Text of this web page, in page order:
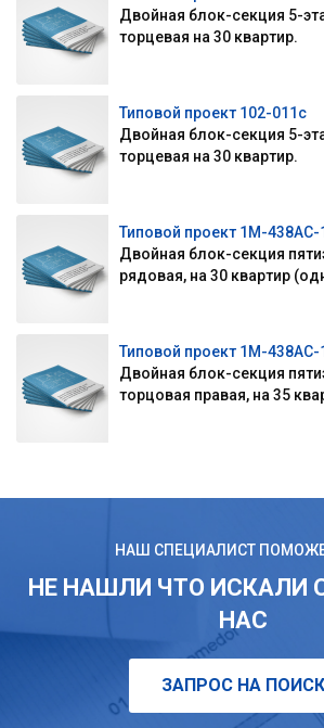
Двойная блок-секция 5-
торцевая на 30 квартир.
Типовой проект 102-011с
Двойная блок-секция 5-
торцевая на 30 квартир.
Типовой проект 1М-438АС-
Двойная блок-секция
рядовая, на 30 квартир
Типовой проект 1М-438АС-
Двойная блок-секция
торцовая правая, на 35
НАШ СПЕЦИАЛИСТ
НЕ НАШЛИ ЧТО ИСКАЛИ
НАС
ЗАПРОС НА ПОИСК